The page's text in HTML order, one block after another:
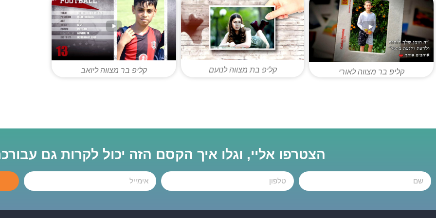
קליפ בר מצווה לאורי קליפ בת מצווה לנועם קליפ בר מצווה ליואב
הצטרפו אליי, וגלו איך הקסם הזה יכול לקרות גם